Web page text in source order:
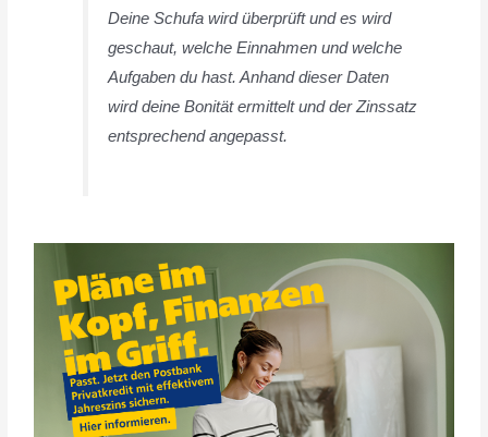
Deine Schufa wird überprüft und es wird
geschaut, welche Einnahmen und welche
Aufgaben du hast. Anhand dieser Daten
wird deine Bonität ermittelt und der Zinssatz
entsprechend angepasst.